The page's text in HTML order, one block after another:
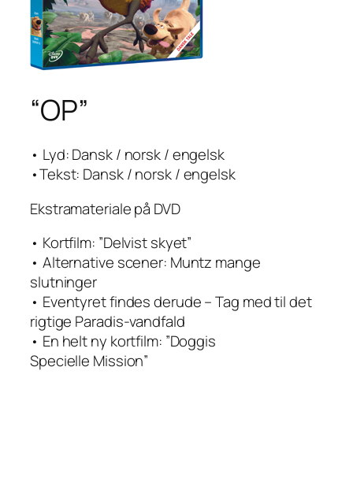
“OP”
• Lyd: Dansk / norsk / engelsk
•Tekst: Dansk / norsk / engelsk
Ekstramateriale på DVD
• Kortfilm: ”Delvist skyet”
• Alternative scener: Muntz mange
slutninger
• Eventyret findes derude – Tag med til det
rigtige Paradis-vandfald
• En helt ny kortfilm: ”Doggis
Specielle Mission”